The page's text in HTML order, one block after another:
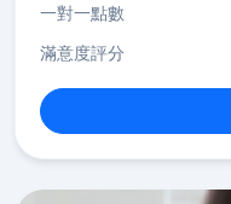
一對一點數
滿意度評分